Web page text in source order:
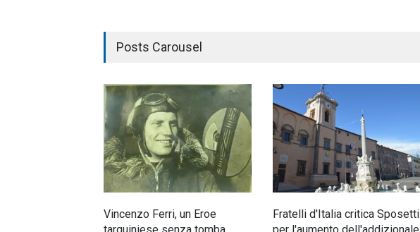
Posts Carousel
Vincenzo Ferri, un Eroe
Fratelli d'Italia critica Sposetti